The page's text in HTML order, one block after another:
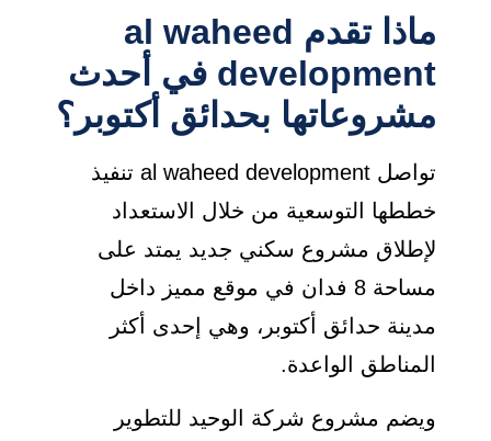
ماذا تقدم al waheed
development في أحدث
مشروعاتها بحدائق أكتوبر؟
تواصل al waheed development تنفيذ
خططها التوسعية من خلال الاستعداد
لإطلاق مشروع سكني جديد يمتد على
مساحة 8 فدان في موقع مميز داخل
مدينة حدائق أكتوبر، وهي إحدى أكثر
المناطق الواعدة.
ويضم مشروع شركة الوحيد للتطوير